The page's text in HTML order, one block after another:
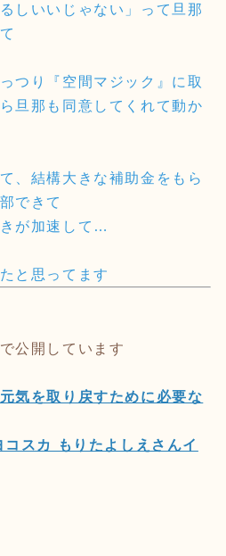
しいいじゃない」って旦那
つり『空間マジック』に取
旦那も同意してくれて動か
、結構大きな補助金をもら
できて
が加速して…
と思ってます
公開しています
気を取り戻すために必要な
スカ もりたよしえさんイ